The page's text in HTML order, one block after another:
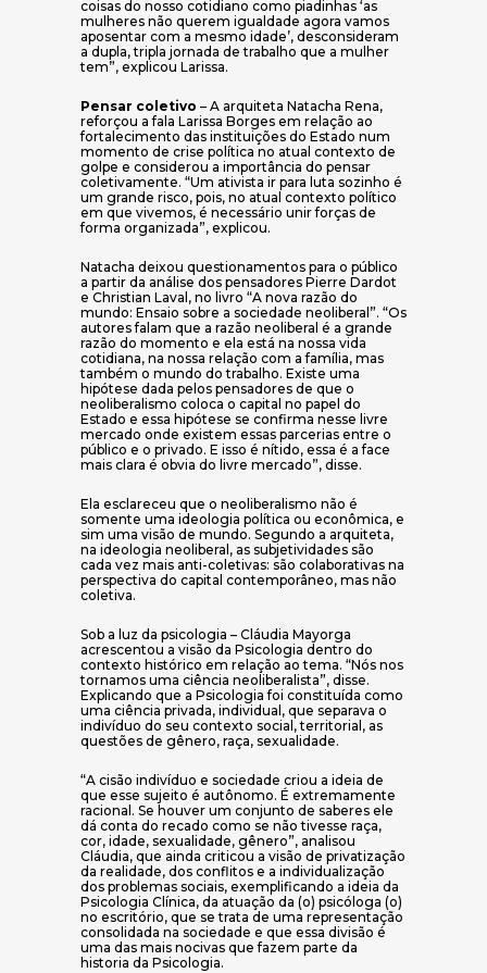
coisas do nosso cotidiano como piadinhas ‘as
mulheres não querem igualdade agora vamos
aposentar com a mesmo idade’, desconsideram
a dupla, tripla jornada de trabalho que a mulher
tem”, explicou Larissa.
Pensar coletivo – A arquiteta Natacha Rena,
reforçou a fala Larissa Borges em relação ao
fortalecimento das instituições do Estado num
momento de crise política no atual contexto de
golpe e considerou a importância do pensar
coletivamente. “Um ativista ir para luta sozinho é
um grande risco, pois, no atual contexto político
em que vivemos, é necessário unir forças de
forma organizada”, explicou.
Natacha deixou questionamentos para o público
a partir da análise dos pensadores Pierre Dardot
e Christian Laval, no livro “A nova razão do
mundo: Ensaio sobre a sociedade neoliberal”. “Os
autores falam que a razão neoliberal é a grande
razão do momento e ela está na nossa vida
cotidiana, na nossa relação com a família, mas
também o mundo do trabalho. Existe uma
hipótese dada pelos pensadores de que o
neoliberalismo coloca o capital no papel do
Estado e essa hipótese se confirma nesse livre
mercado onde existem essas parcerias entre o
público e o privado. E isso é nítido, essa é a face
mais clara é obvia do livre mercado”, disse.
Ela esclareceu que o neoliberalismo não é
somente uma ideologia política ou econômica, e
sim uma visão de mundo. Segundo a arquiteta,
na ideologia neoliberal, as subjetividades são
cada vez mais anti-coletivas: são colaborativas na
perspectiva do capital contemporâneo, mas não
coletiva.
Sob a luz da psicologia – Cláudia Mayorga
acrescentou a visão da Psicologia dentro do
contexto histórico em relação ao tema. “Nós nos
tornamos uma ciência neoliberalista”, disse.
Explicando que a Psicologia foi constituída como
uma ciência privada, individual, que separava o
indivíduo do seu contexto social, territorial, as
questões de gênero, raça, sexualidade.
“A cisão indivíduo e sociedade criou a ideia de
que esse sujeito é autônomo. É extremamente
racional. Se houver um conjunto de saberes ele
dá conta do recado como se não tivesse raça,
cor, idade, sexualidade, gênero”, analisou
Cláudia, que ainda criticou a visão de privatização
da realidade, dos conflitos e a individualização
dos problemas sociais, exemplificando a ideia da
Psicologia Clínica, da atuação da (o) psicóloga (o)
no escritório, que se trata de uma representação
consolidada na sociedade e que essa divisão é
uma das mais nocivas que fazem parte da
historia da Psicologia.